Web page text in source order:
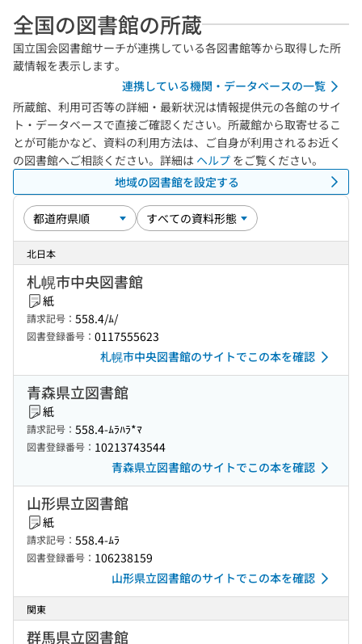
全国の図書館の所蔵
国立国会図書館サーチが連携している各図書館等から取得した所
蔵情報を表示します。
連携している機関・データベースの一覧
所蔵館、利用可否等の詳細・最新状況は情報提供元の各館のサイ
ト・データベースで直接ご確認ください。所蔵館から取寄せるこ
とが可能かなど、資料の利用方法は、ご自身が利用されるお近く
の図書館へご相談ください。詳細は ヘルプ をご覧ください。
地域の図書館を設定する
北日本
札幌市中央図書館
紙
請求記号： 558.4/ﾑ/
図書登録番号： 0117555623
札幌市中央図書館のサイトでこの本を確認
青森県立図書館
紙
請求記号： 558.4-ﾑﾗﾊﾗ*ﾏ
図書登録番号： 10213743544
青森県立図書館のサイトでこの本を確認
山形県立図書館
紙
請求記号： 558.4-ﾑﾗ
図書登録番号： 106238159
山形県立図書館のサイトでこの本を確認
関東
群馬県立図書館